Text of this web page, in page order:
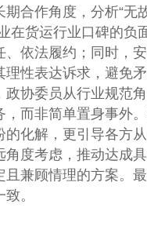
期合作角度，分析“无
在货运行业口碑的负
、依法履约；同时，
理性表达诉求，避免
政协委员从行业规范
，而非简单置身事外
的化解，更引导各方
角度考虑，推动达成具
且兼顾情理的方案。
。